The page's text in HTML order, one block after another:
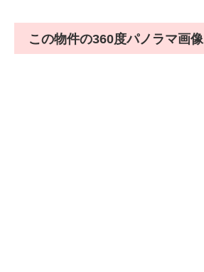
この物件の360度パノラマ画像